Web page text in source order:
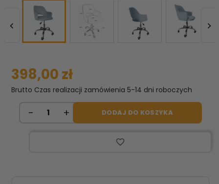
 
398,00 zł
Brutto Czas realizacji zamówienia 5-14 dni roboczych
DODAJ DO KOSZYKA
favorite_border